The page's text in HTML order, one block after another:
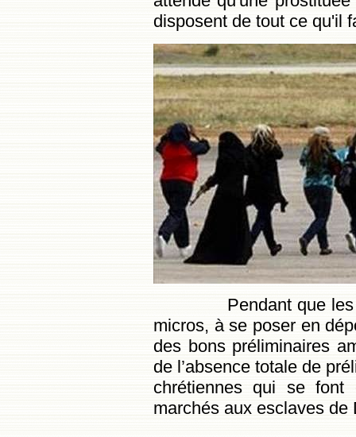
disposent de tout ce qu'il
Pendant que les
micros, à se poser en
des bons préliminaires
de l’absence totale de
chrétiennes qui se
marchés aux esclaves de